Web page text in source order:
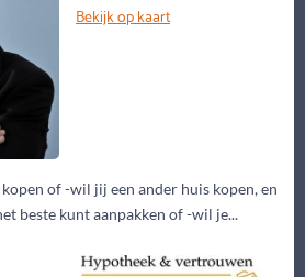
Bekijk op kaart
of -wil jij een ander huis kopen, en
beste kunt aanpakken of -wil je...